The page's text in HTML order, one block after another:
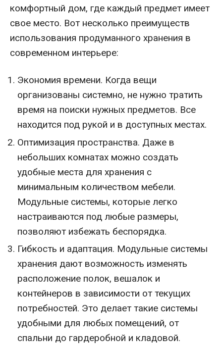
комфортный дом, где каждый предмет имеет
свое место. Вот несколько преимуществ
использования продуманного хранения в
современном интерьере:
Экономия времени. Когда вещи
организованы системно, не нужно тратить
время на поиски нужных предметов. Все
находится под рукой и в доступных местах.
Оптимизация пространства. Даже в
небольших комнатах можно создать
удобные места для хранения с
минимальным количеством мебели.
Модульные системы, которые легко
настраиваются под любые размеры,
позволяют избежать беспорядка.
Гибкость и адаптация. Модульные системы
хранения дают возможность изменять
расположение полок, вешалок и
контейнеров в зависимости от текущих
потребностей. Это делает такие системы
удобными для любых помещений, от
спальни до гардеробной и кладовой.